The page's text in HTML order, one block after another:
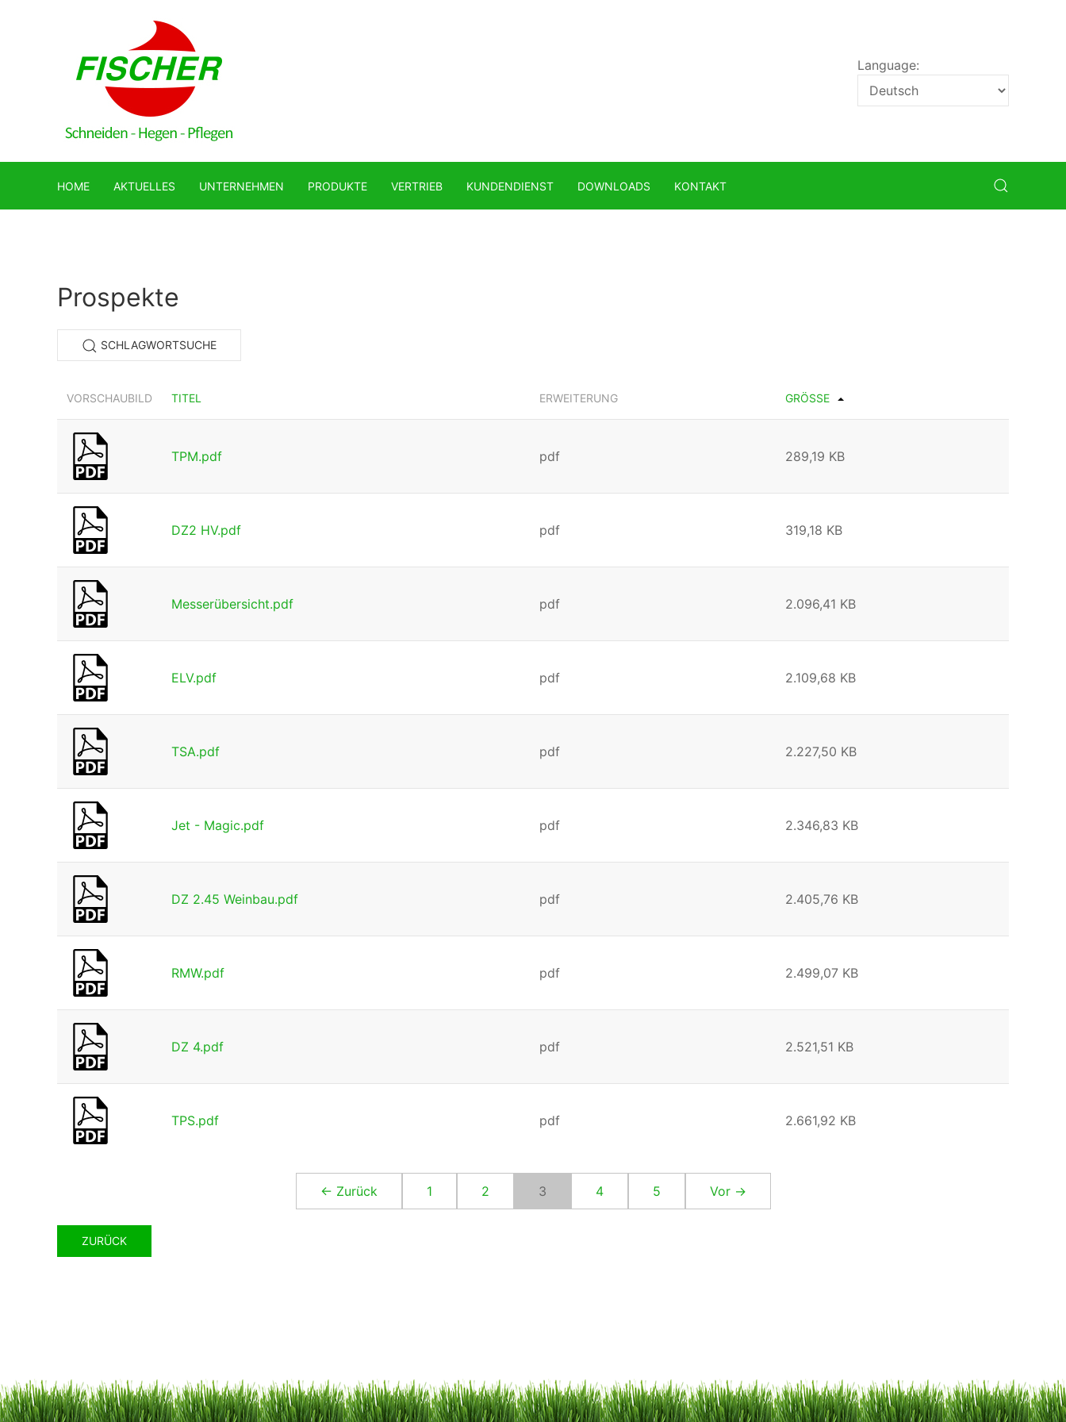
Language:
HOME AKTUELLES UNTERNEHMEN PRODUKTE VERTRIEB KUNDENDIENST DOWNLOADS KONTAKT
Prospekte
SCHLAGWORTSUCHE
VORSCHAUBILD TITEL ERWEITERUNG GRÖSSE
TPM.pdf pdf 289,19 KB
DZ2 HV.pdf pdf 319,18 KB
Messerübersicht.pdf pdf 2.096,41 KB
ELV.pdf pdf 2.109,68 KB
TSA.pdf pdf 2.227,50 KB
Jet - Magic.pdf pdf 2.346,83 KB
DZ 2.45 Weinbau.pdf pdf 2.405,76 KB
RMW.pdf pdf 2.499,07 KB
DZ 4.pdf pdf 2.521,51 KB
TPS.pdf pdf 2.661,92 KB
← Zurück 1 2 3(aktuell) 4 5 Vor →
ZURÜCK